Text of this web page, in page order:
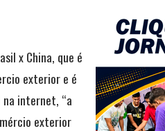
x China, que é
exterior e é
na internet, “a
exterior